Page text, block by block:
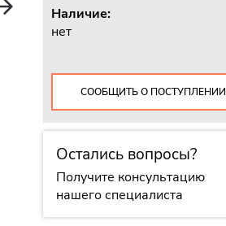
Наличие:
нет
СООБЩИТЬ О ПОСТУПЛЕНИИ
Остались вопросы?
Получите консультацию
нашего специалиста